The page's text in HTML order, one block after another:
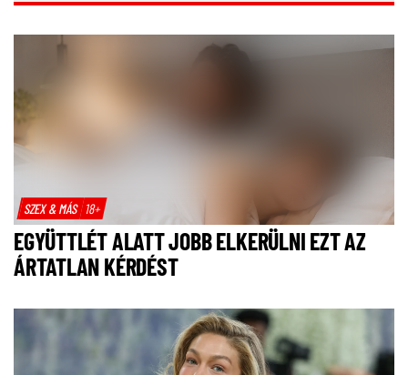
SZEX & MÁS 18+
EGYÜTTLÉT ALATT JOBB ELKERÜLNI EZT AZ
ÁRTATLAN KÉRDÉST